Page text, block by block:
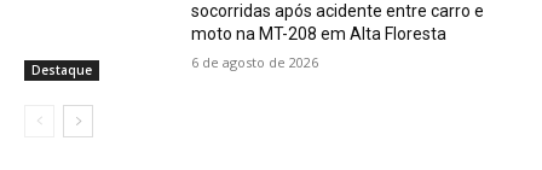
Destaque
socorridas após acidente entre carro e
moto na MT-208 em Alta Floresta
6 de agosto de 2026